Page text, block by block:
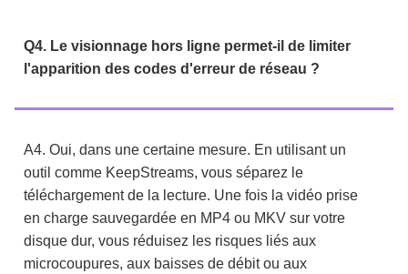
Q4. Le visionnage hors ligne permet-il de limiter
l'apparition des codes d'erreur de réseau ?
A4. Oui, dans une certaine mesure. En utilisant un
outil comme KeepStreams, vous séparez le
téléchargement de la lecture. Une fois la vidéo prise
en charge sauvegardée en MP4 ou MKV sur votre
disque dur, vous réduisez les risques liés aux
microcoupures, aux baisses de débit ou aux